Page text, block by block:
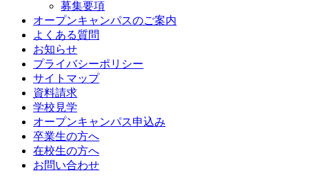
募集要項
オープンキャンパスのご案内
よくある質問
お知らせ
プライバシーポリシー
サイトマップ
資料請求
学校見学
オープンキャンパス申込み
卒業生の方へ
在校生の方へ
お問い合わせ